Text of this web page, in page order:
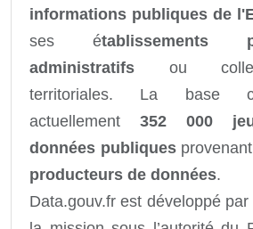
informations publiques de
ses établissements
administratifs ou
territoriales. La base
actuellement 352 000
données publiques
producteurs de données.
Data.gouv.fr est développé par